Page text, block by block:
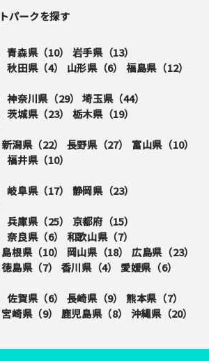
パークを探す
青森県（10） 岩手県（13）
秋田県（4） 山形県（6） 福島県（12）
神奈川県（29） 埼玉県（44）
茨城県（23） 栃木県（19）
新潟県（22） 長野県（27） 富山県（10）
福井県（10）
岐阜県（17） 静岡県（23）
兵庫県（25） 京都府（15）
奈良県（6） 和歌山県（7）
島根県（10） 岡山県（18） 広島県（23）
徳島県（7） 香川県（4） 愛媛県（6）
佐賀県（6） 長崎県（9） 熊本県（7）
宮崎県（9） 鹿児島県（8） 沖縄県（20）